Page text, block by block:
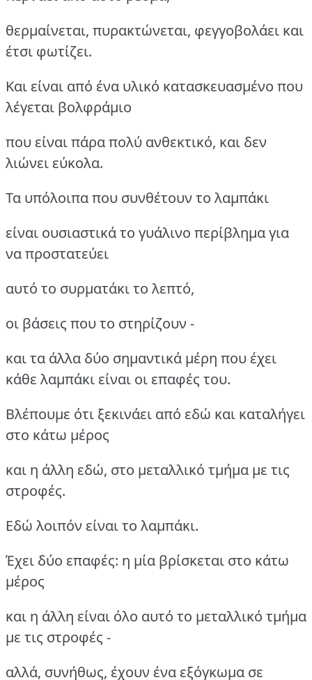
θερμαίνεται, πυρακτώνεται, φεγγοβολάει και
έτσι φωτίζει.
Και είναι από ένα υλικό κατασκευασμένο που
λέγεται βολφράμιο
που είναι πάρα πολύ ανθεκτικό, και δεν
λιώνει εύκολα.
Τα υπόλοιπα που συνθέτουν το λαμπάκι
είναι ουσιαστικά το γυάλινο περίβλημα για
να προστατεύει
αυτό το συρματάκι το λεπτό,
οι βάσεις που το στηρίζουν -
και τα άλλα δύο σημαντικά μέρη που έχει
κάθε λαμπάκι είναι οι επαφές του.
Βλέπουμε ότι ξεκινάει από εδώ και καταλήγει
στο κάτω μέρος
και η άλλη εδώ, στο μεταλλικό τμήμα με τις
στροφές.
Εδώ λοιπόν είναι το λαμπάκι.
Έχει δύο επαφές: η μία βρίσκεται στο κάτω
μέρος
και η άλλη είναι όλο αυτό το μεταλλικό τμήμα
με τις στροφές -
αλλά, συνήθως, έχουν ένα εξόγκωμα σε